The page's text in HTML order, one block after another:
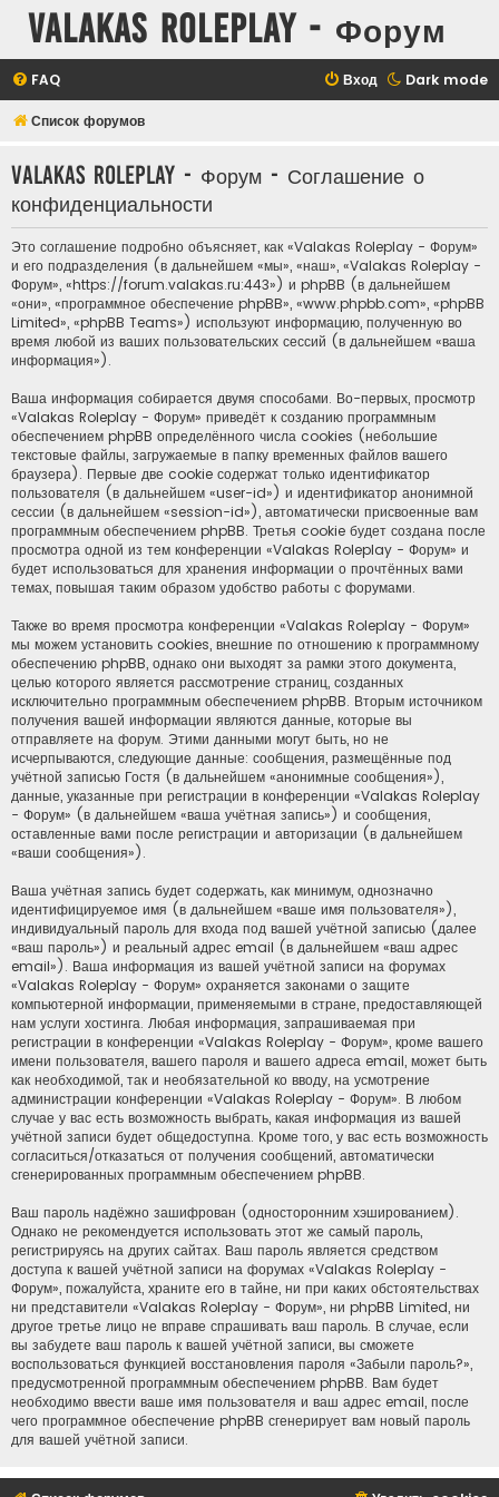
Valakas Roleplay - Форум
Dark mode
FAQ Вход
Список форумов
Valakas Roleplay - Форум - Соглашение о
конфиденциальности
Это соглашение подробно объясняет, как «Valakas Roleplay - Форум»
и его подразделения (в дальнейшем «мы», «наш», «Valakas Roleplay -
Форум», «https://forum.valakas.ru:443») и phpBB (в дальнейшем
«они», «программное обеспечение phpBB», «www.phpbb.com», «phpBB
Limited», «phpBB Teams») используют информацию, полученную во
время любой из ваших пользовательских сессий (в дальнейшем «ваша
информация»).
Ваша информация собирается двумя способами. Во-первых, просмотр
«Valakas Roleplay - Форум» приведёт к созданию программным
обеспечением phpBB определённого числа cookies (небольшие
текстовые файлы, загружаемые в папку временных файлов вашего
браузера). Первые две cookie содержат только идентификатор
пользователя (в дальнейшем «user-id») и идентификатор анонимной
сессии (в дальнейшем «session-id»), автоматически присвоенные вам
программным обеспечением phpBB. Третья cookie будет создана после
просмотра одной из тем конференции «Valakas Roleplay - Форум» и
будет использоваться для хранения информации о прочтённых вами
темах, повышая таким образом удобство работы с форумами.
Также во время просмотра конференции «Valakas Roleplay - Форум»
мы можем установить cookies, внешние по отношению к программному
обеспечению phpBB, однако они выходят за рамки этого документа,
целью которого является рассмотрение страниц, созданных
исключительно программным обеспечением phpBB. Вторым источником
получения вашей информации являются данные, которые вы
отправляете на форум. Этими данными могут быть, но не
исчерпываются, следующие данные: сообщения, размещённые под
учётной записью Гостя (в дальнейшем «анонимные сообщения»),
данные, указанные при регистрации в конференции «Valakas Roleplay
- Форум» (в дальнейшем «ваша учётная запись») и сообщения,
оставленные вами после регистрации и авторизации (в дальнейшем
«ваши сообщения»).
Ваша учётная запись будет содержать, как минимум, однозначно
идентифицируемое имя (в дальнейшем «ваше имя пользователя»),
индивидуальный пароль для входа под вашей учётной записью (далее
«ваш пароль») и реальный адрес email (в дальнейшем «ваш адрес
email»). Ваша информация из вашей учётной записи на форумах
«Valakas Roleplay - Форум» охраняется законами о защите
компьютерной информации, применяемыми в стране, предоставляющей
нам услуги хостинга. Любая информация, запрашиваемая при
регистрации в конференции «Valakas Roleplay - Форум», кроме вашего
имени пользователя, вашего пароля и вашего адреса email, может быть
как необходимой, так и необязательной ко вводу, на усмотрение
администрации конференции «Valakas Roleplay - Форум». В любом
случае у вас есть возможность выбрать, какая информация из вашей
учётной записи будет общедоступна. Кроме того, у вас есть возможность
согласиться/отказаться от получения сообщений, автоматически
сгенерированных программным обеспечением phpBB.
Ваш пароль надёжно зашифрован (односторонним хэшированием).
Однако не рекомендуется использовать этот же самый пароль,
регистрируясь на других сайтах. Ваш пароль является средством
доступа к вашей учётной записи на форумах «Valakas Roleplay -
Форум», пожалуйста, храните его в тайне, ни при каких обстоятельствах
ни представители «Valakas Roleplay - Форум», ни phpBB Limited, ни
другое третье лицо не вправе спрашивать ваш пароль. В случае, если
вы забудете ваш пароль к вашей учётной записи, вы сможете
воспользоваться функцией восстановления пароля «Забыли пароль?»,
предусмотренной программным обеспечением phpBB. Вам будет
необходимо ввести ваше имя пользователя и ваш адрес email, после
чего программное обеспечение phpBB сгенерирует вам новый пароль
для вашей учётной записи.